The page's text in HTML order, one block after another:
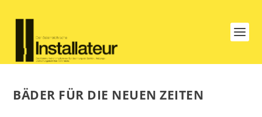
BÄDER FÜR DIE NEUEN ZEITEN